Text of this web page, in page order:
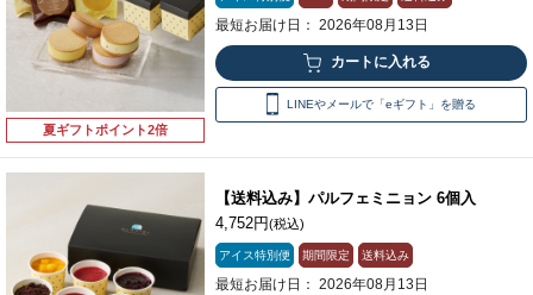
夏ギフトポイント2倍
最短お届け日： 2026年08月13日
LINEやメールで「eギフト」を贈る
【送料込み】パルフェミニョン 6個入
4,752円(税込)
アイス特別便 期間限定 送料込み
最短お届け日： 2026年08月13日